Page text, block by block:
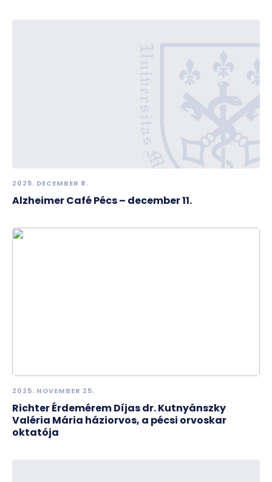
2025. DECEMBER 8.
Alzheimer Café Pécs – december 11.
2025. NOVEMBER 25.
Richter Érdemérem Díjas dr. Kutnyánszky
Valéria Mária háziorvos, a pécsi orvoskar
oktatója